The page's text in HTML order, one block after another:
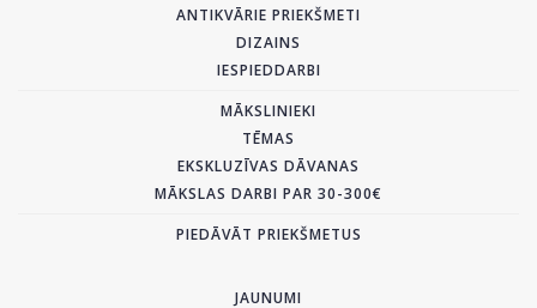
ANTIKVĀRIE PRIEKŠMETI
DIZAINS
IESPIEDDARBI
MĀKSLINIEKI
TĒMAS
EKSKLUZĪVAS DĀVANAS
MĀKSLAS DARBI PAR 30-300€
PIEDĀVĀT PRIEKŠMETUS
JAUNUMI